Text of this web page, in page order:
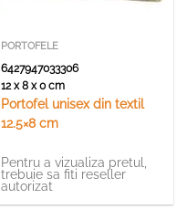
PORTOFELE
6427947033306
12 x 8 x 0 cm
Portofel unisex din textil
12.5×8 cm
Pentru a vizualiza pretul,
trebuie sa fiti reseller
autorizat